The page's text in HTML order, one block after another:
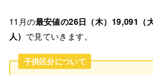
11月の最安値の26日（木）19,091（
人） で見ていきます。
子供区分について